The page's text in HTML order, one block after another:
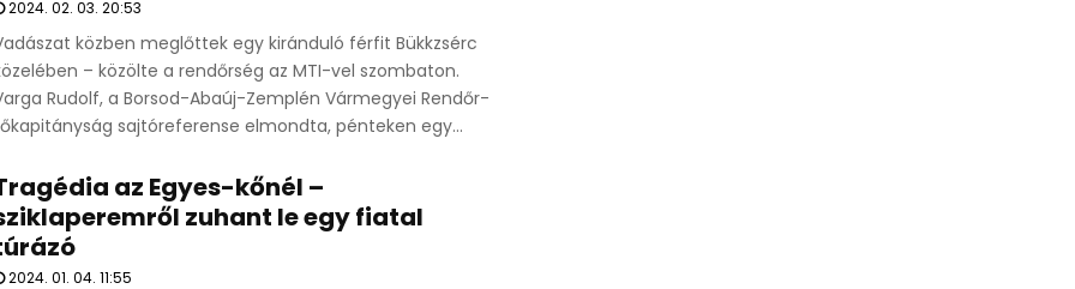
2024. 02. 03. 20:53
közben meglőttek egy kiránduló férfit Bükkzsérc
– közölte a rendőrség az MTI-vel szombaton.
Rudolf, a Borsod-Abaúj-Zemplén Vármegyei Rendőr-
sajtóreferense elmondta, pénteken egy...
az Egyes-kőnél –
zuhant le egy fiatal
2024. 01. 04. 11:55